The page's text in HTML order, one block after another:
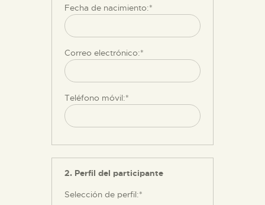
EL MUSEO
COLECCIONES
ESPAÑOL
Fecha de nacimiento:*
Correo electrónico:*
Teléfono móvil:*
2. Perfil del participante
Selección de perfil:*